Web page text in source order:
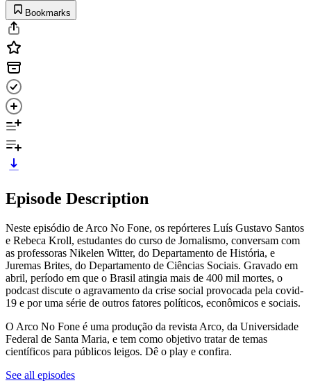
Bookmarks
Episode Description
Neste episódio de Arco No Fone, os repórteres Luís Gustavo Santos
e Rebeca Kroll, estudantes do curso de Jornalismo, conversam com
as professoras Nikelen Witter, do Departamento de História, e
Juremas Brites, do Departamento de Ciências Sociais. Gravado em
abril, período em que o Brasil atingia mais de 400 mil mortes, o
podcast discute o agravamento da crise social provocada pela covid-
19 e por uma série de outros fatores políticos, econômicos e sociais.
O Arco No Fone é uma produção da revista Arco, da Universidade
Federal de Santa Maria, e tem como objetivo tratar de temas
científicos para públicos leigos. Dê o play e confira.
See all episodes